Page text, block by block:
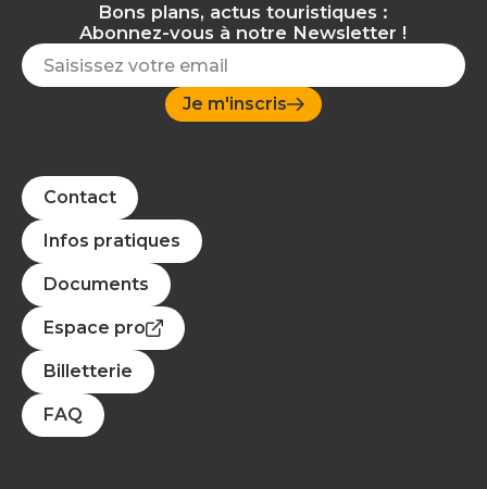
Bons plans, actus touristiques :
Abonnez-vous à notre Newsletter !
Je m'inscris
Contact
Infos pratiques
Documents
Espace pro
Billetterie
FAQ